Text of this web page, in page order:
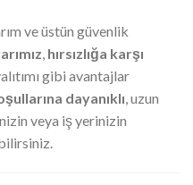
ve üstün güvenlik
, hırsızlığa karşı
gibi avantajlar
dayanıklı, uzun
veya iş yerinizin